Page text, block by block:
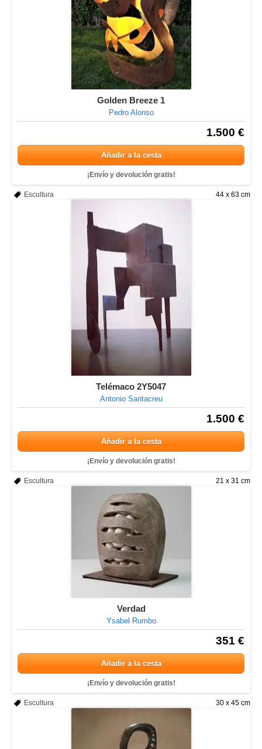
Golden Breeze 1
Pedro Alonso
1.500 €
Añadir a la cesta
¡Envío y devolución gratis!
44 x 63 cm
Escultura
Telémaco 2Y5047
Antonio Santacreu
1.500 €
Añadir a la cesta
¡Envío y devolución gratis!
21 x 31 cm
Escultura
Verdad
Ysabel Rumbo
351 €
Añadir a la cesta
¡Envío y devolución gratis!
30 x 45 cm
Escultura